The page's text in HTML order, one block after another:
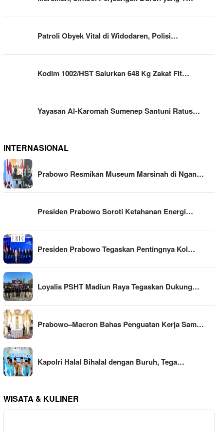
Patroli Obyek Vital di Widodaren, Polisi…
Kodim 1002/HST Salurkan 648 Kg Zakat Fit…
Yayasan Al-Karomah Sumenep Santuni Ratus…
INTERNASIONAL
Prabowo Resmikan Museum Marsinah di Ngan…
Presiden Prabowo Soroti Ketahanan Energi…
Presiden Prabowo Tegaskan Pentingnya Kol…
Loyalis PSHT Madiun Raya Tegaskan Dukung…
Prabowo–Macron Bahas Penguatan Kerja Sam…
Kapolri Halal Bihalal dengan Buruh, Tega…
WISATA & KULINER